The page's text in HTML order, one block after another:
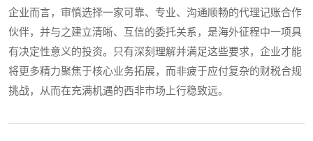
企业而言，审慎选择一家可靠、专业、沟通顺畅的代理记账合作
伙伴，并与之建立清晰、互信的委托关系，是海外征程中一项具
有决定性意义的投资。只有深刻理解并满足这些要求，企业才能
将更多精力聚焦于核心业务拓展，而非疲于应付复杂的财税合规
挑战，从而在充满机遇的西非市场上行稳致远。